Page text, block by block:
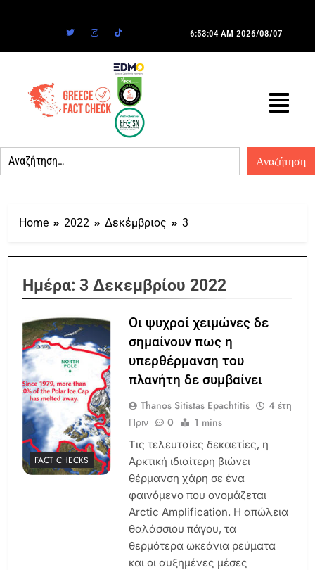
6:53:04 AM 2026/08/07
Home 2022 Δεκέμβριος 3
Ημέρα: 3 Δεκεμβρίου 2022
FACT CHECKS
Οι ψυχροί χειμώνες δε
σημαίνουν πως η
υπερθέρμανση του
πλανήτη δε συμβαίνει
Thanos Sitistas Epachtitis
4 έτη
Πριν
0 1 mins
Τις τελευταίες δεκαετίες, η
Αρκτική ιδιαίτερη βιώνει
θέρμανση χάρη σε ένα
φαινόμενο που ονομάζεται
Arctic Amplification. Η απώλεια
θαλάσσιου πάγου, τα
θερμότερα ωκεάνια ρεύματα
και οι αυξημένες μέσες